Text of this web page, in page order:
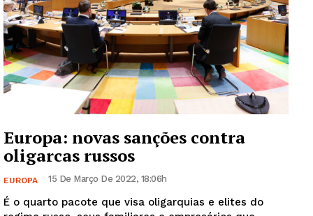
Europa: novas sanções contra
oligarcas russos
EUROPA 15 De Março De 2022, 18:06h
É o quarto pacote que visa oligarquias e elites do